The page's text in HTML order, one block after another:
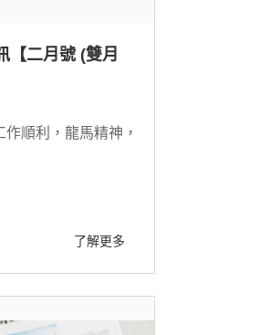
【二月號 (雙月
順利，龍馬精神，
了解更多